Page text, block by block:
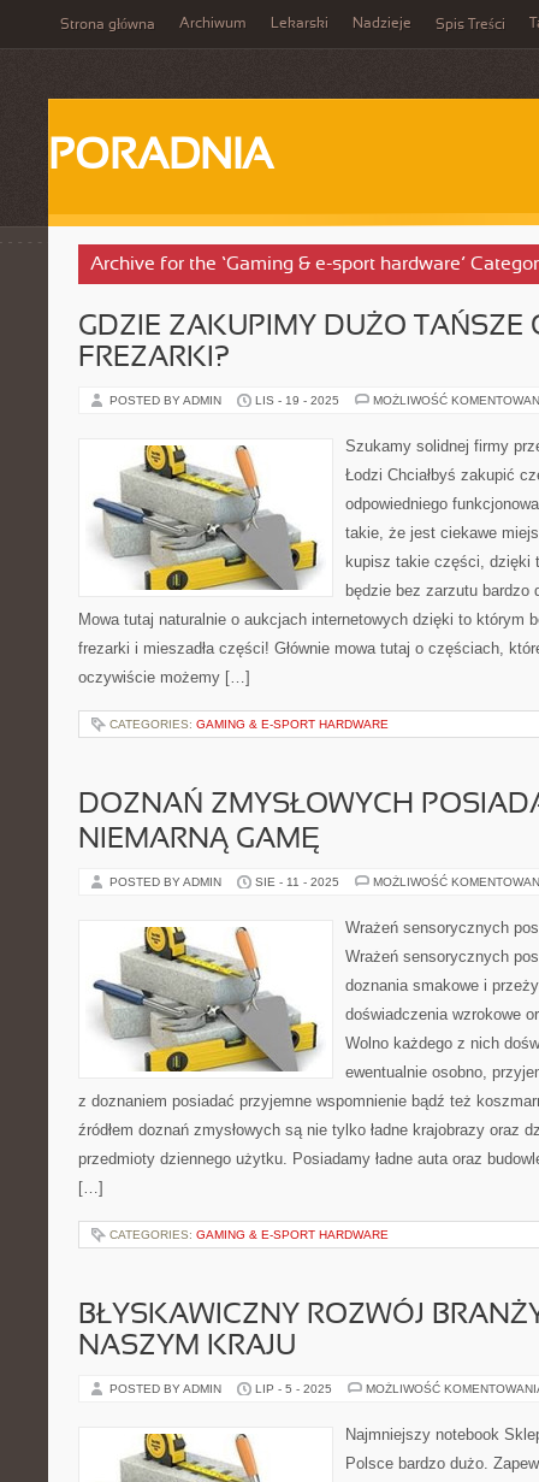
Strona główna Archiwum Lekarski Nadzieje Spis Treści
PORADNIA
Archive for the ‘Gaming & e-sport hardware’
GDZIE ZAKUPIMY DUŻO TAŃSZE
FREZARKI?
POSTED BY ADMIN LIS - 19 - 2025 MOŻLIWOŚĆ
Szukamy solidnej firmy
Łodzi Chciałbyś zakupić
odpowiedniego
takie, że jest ciekawe
kupisz takie części, dzięki
będzie bez zarzutu bardzo
Mowa tutaj naturalnie o aukcjach internetowych dzięki to którym
frezarki i mieszadła części! Głównie mowa tutaj o częściach,
oczywiście możemy […]
CATEGORIES: GAMING & E-SPORT HARDWARE
DOZNAŃ ZMYSŁOWYCH
NIEMARNĄ GAMĘ
POSTED BY ADMIN SIE - 11 - 2025 MOŻLIWOŚĆ
Wrażeń sensorycznych
Wrażeń sensorycznych
doznania smakowe i
doświadczenia wzrokowe
Wolno każdego z nich
ewentualnie osobno,
z doznaniem posiadać przyjemne wspomnienie bądź też
źródłem doznań zmysłowych są nie tylko ładne krajobrazy oraz
przedmioty dziennego użytku. Posiadamy ładne auta oraz
[…]
CATEGORIES: GAMING & E-SPORT HARDWARE
BŁYSKAWICZNY ROZWÓJ
NASZYM KRAJU
POSTED BY ADMIN LIP - 5 - 2025 MOŻLIWOŚĆ
Najmniejszy notebook
Polsce bardzo dużo.